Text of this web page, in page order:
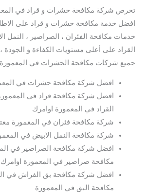
تحرص شركة مكافحة حشرات و قراد في
افضل خدمة مكافحة حشرات و قراد على
خدمات مكافحة الفئران ، الصراصير ، النمل
القراد على أعلى مستويات الكفاءة و الجودة
جميع شركات مكافحة الحشرات في
افضل شركة مكافحة حشرات في
افضل شركة مكافحة قراد في
القراد في المعمورة اوامرك
شركة مكافحة فئران في المعمورة
شركة مكافحة النمل الابيض في
افضل شركة مكافحة الصراصير في
مكافحة صراصير في المعمورة اوامرك
افضل شركة مكافحة بق الفراش في
مكافحة البق في المعمورة